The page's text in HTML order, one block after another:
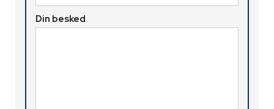
Din besked